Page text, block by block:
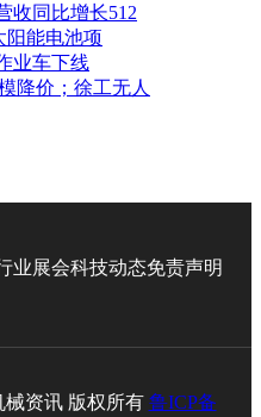
收同比增长512
阳能电池项
业车下线
降价；徐工无人
业展会科技动态免责声明
械资讯 版权所有 鲁ICP备